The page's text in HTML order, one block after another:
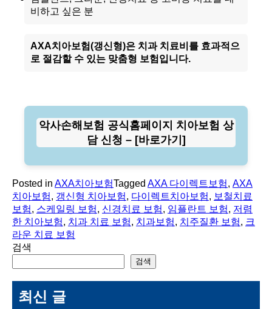
비하고 싶은 분
AXA치아보험(갱신형)은 치과 치료비를 효과적으
로 절감할 수 있는 맞춤형 보험입니다.
악사손해보험 공식홈페이지 치아보험 상
담 신청 – [바로가기]
Posted in AXA치아보험Tagged AXA 다이렉트보험, AXA
치아보험, 갱신형 치아보험, 다이렉트치아보험, 보철치료
보험, 스케일링 보험, 신경치료 보험, 임플란트 보험, 저렴
한 치아보험, 치과 치료 보험, 치과보험, 치주질환 보험, 크
라운 치료 보험
검색
검색
최신 글